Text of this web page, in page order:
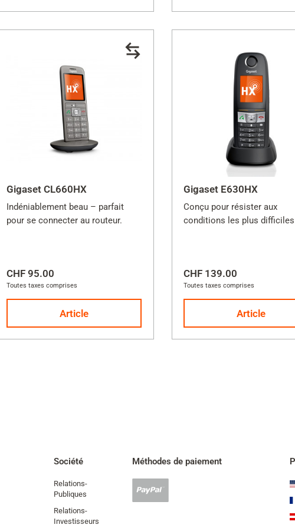
Gigaset CL660HX
Indéniablement beau – parfait
pour se connecter au routeur.
CHF 95.00
Toutes taxes comprises
Article
Gigaset E630HX
Conçu pour résister aux
conditions les plus
CHF 139.00
Toutes taxes comprises
Article
Société
Relations-
Publiques
Relations-
Investisseurs
Méthodes de paiement
accepté